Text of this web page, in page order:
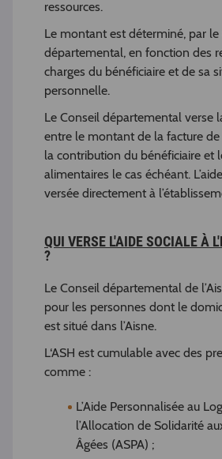
ressources.
Le montant est déterminé, par le
départemental, en fonction des
charges du bénéficiaire et de sa
personnelle.
Le Conseil départemental verse
entre le montant de la facture de
la contribution du bénéficiaire et
alimentaires le cas échéant.
versée directement à
QUI VERSE L'AIDE SOCIALE À
?
Le Conseil départemental de
pour les personnes dont le
est situé dans l’Aisne.
L‘ASH est cumulable avec des
comme :
L’Aide Personnalisée au
l’Allocation de Solidarité
Âgées (ASPA) ;